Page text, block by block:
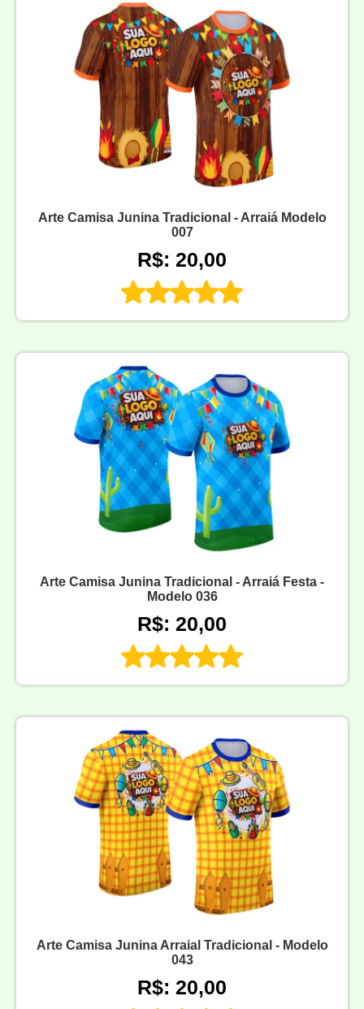
Arte Camisa Junina Tradicional - Arraiá Modelo
007
R$: 20,00
Arte Camisa Junina Tradicional - Arraiá Festa -
Modelo 036
R$: 20,00
Arte Camisa Junina Arraial Tradicional - Modelo
043
R$: 20,00